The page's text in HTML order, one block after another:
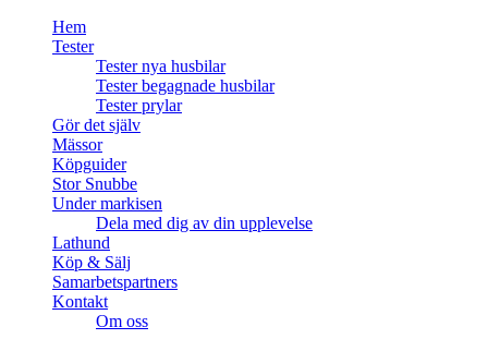
Hem
Tester
Tester nya husbilar
Tester begagnade husbilar
Tester prylar
Gör det själv
Mässor
Köpguider
Stor Snubbe
Under markisen
Dela med dig av din upplevelse
Lathund
Köp & Sälj
Samarbetspartners
Kontakt
Om oss